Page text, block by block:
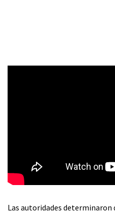
Las autoridades determinaron